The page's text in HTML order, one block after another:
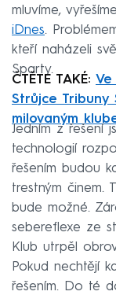
mluvíme,
iDnes.
kteří naházeli
Sparty.
ČTĚTE TAKÉ:
Strůjce Tribuny
milovaným
Jedním z řešení
technologií
řešením budou
trestným činem.
bude možné.
sebereflexe ze
Klub utrpěl
Pokud nechtějí
řešením. Do té